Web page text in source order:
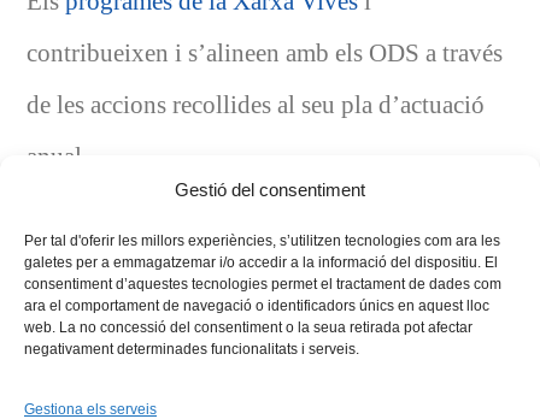
Gestió del consentiment
Per tal d'oferir les millors experiències, s’utilitzen tecnologies com ara les
galetes per a emmagatzemar i/o accedir a la informació del dispositiu. El
consentiment d’aquestes tecnologies permet el tractament de dades com
ara el comportament de navegació o identificadors únics en aquest lloc
web. La no concessió del consentiment o la seua retirada pot afectar
negativament determinades funcionalitats i serveis.
Gestiona els serveis
contribueixen i s’alineen amb els ODS a través
de les accions recollides al seu pla d’actuació
anual.